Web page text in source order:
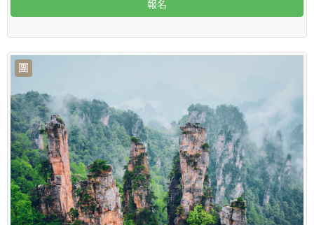
報名
團